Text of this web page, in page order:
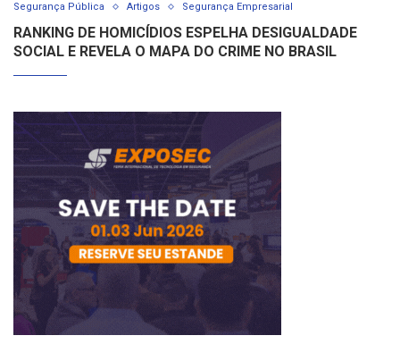
Segurança Pública Artigos Segurança Empresarial
RANKING DE HOMICÍDIOS ESPELHA DESIGUALDADE
SOCIAL E REVELA O MAPA DO CRIME NO BRASIL